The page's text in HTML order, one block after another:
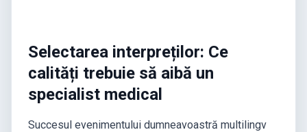
Selectarea interpreților: Ce
calități trebuie să aibă un
specialist medical
Succesul evenimentului dumneavoastră multilingv